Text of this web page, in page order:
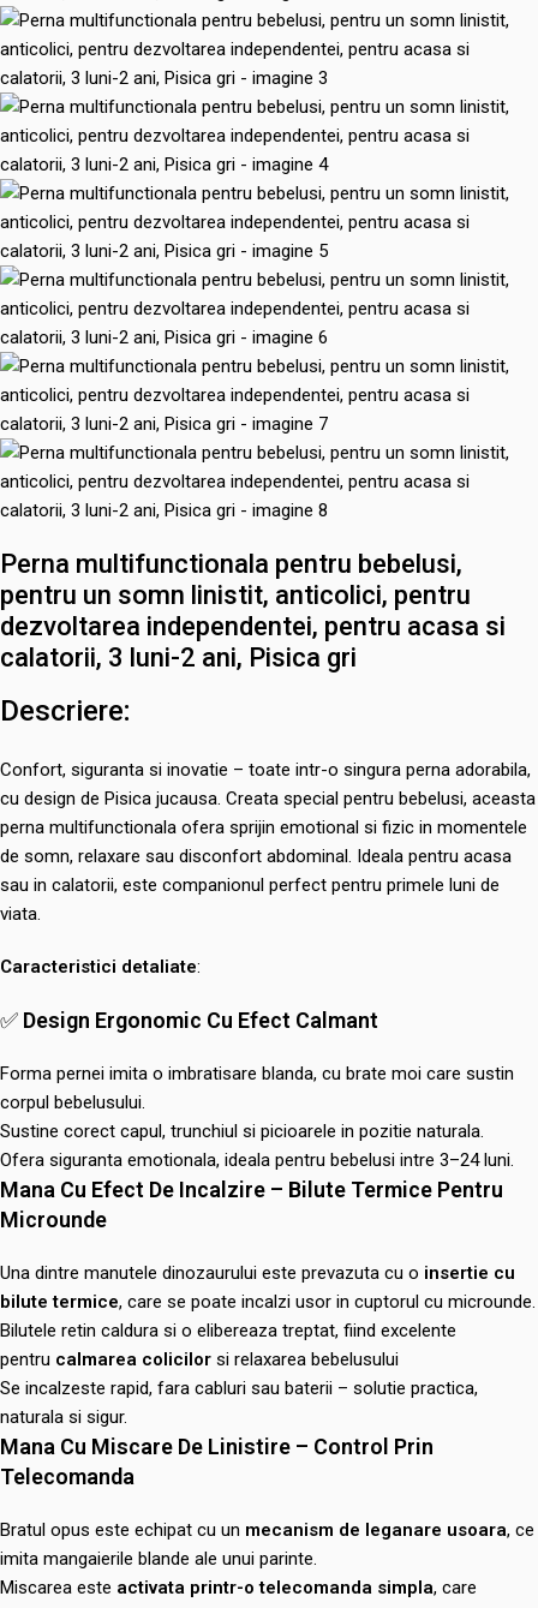
Perna multifunctionala pentru bebelusi,
pentru un somn linistit, anticolici, pentru
dezvoltarea independentei, pentru acasa si
calatorii, 3 luni-2 ani, Pisica gri
Descriere:
Confort, siguranta si inovatie – toate intr-o singura perna adorabila,
cu design de Pisica jucausa. Creata special pentru bebelusi, aceasta
perna multifunctionala ofera sprijin emotional si fizic in momentele
de somn, relaxare sau disconfort abdominal. Ideala pentru acasa
sau in calatorii, este companionul perfect pentru primele luni de
viata.
Caracteristici detaliate:
✅ Design Ergonomic Cu Efect Calmant
Forma pernei imita o imbratisare blanda, cu brate moi care sustin
corpul bebelusului.
Sustine corect capul, trunchiul si picioarele in pozitie naturala.
Ofera siguranta emotionala, ideala pentru bebelusi intre 3–24 luni.
Mana Cu Efect De Incalzire – Bilute Termice Pentru
Microunde
Una dintre manutele dinozaurului este prevazuta cu o insertie cu
bilute termice, care se poate incalzi usor in cuptorul cu microunde.
Bilutele retin caldura si o elibereaza treptat, fiind excelente
pentru calmarea colicilor si relaxarea bebelusului
Se incalzeste rapid, fara cabluri sau baterii – solutie practica,
naturala si sigur.
Mana Cu Miscare De Linistire – Control Prin
Telecomanda
Bratul opus este echipat cu un mecanism de leganare usoara, ce
imita mangaierile blande ale unui parinte.
Miscarea este activata printr-o telecomanda simpla, care